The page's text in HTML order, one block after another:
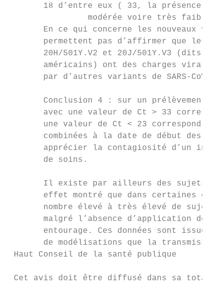
18 d’entre eux ( 33, la présence
                modérée voire très faible.
En ce qui concerne les nouveaux
permettent pas d’affirmer que les
20H/501Y.V2 et 20J/501Y.V3 (dits
américains) ont des charges
       par d’autres variants de SARS-CoV-2.
Conclusion 4 : sur un prélèvement
avec une valeur de Ct > 33
une valeur de Ct < 23 correspond à
combinées à la date de début des
apprécier la contagiosité d’un
       de soins.
Il existe par ailleurs des sujets
effet montré que dans certaines
nombre élevé à très élevé de
malgré l’absence d’application des
entourage. Ces données sont issues
de modélisations que la
Haut Conseil de la santé publique
Cet avis doit être diffusé dans sa